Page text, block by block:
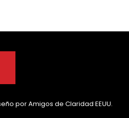
por Amigos de Claridad EEUU.